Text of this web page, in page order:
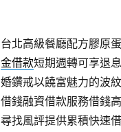
台北高級餐廳配方膠原
金借款短期週轉可享退
婚鑽戒以饒富魅力的波
借錢融資借款服務借錢
尋找風評提供累積快速